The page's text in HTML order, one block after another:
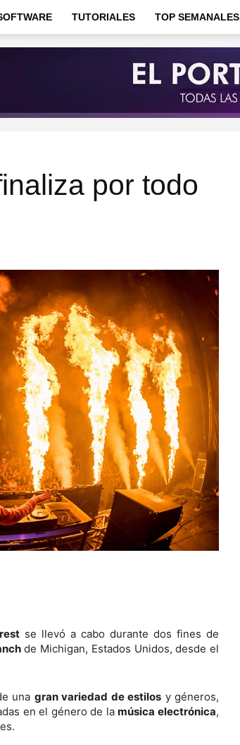
TUTORIALES TOP SEMANALES
por todo
se llevó a cabo durante dos fines de
de Michigan, Estados Unidos, desde el
una gran variedad de estilos y géneros,
en el género de lamúsica electrónica,